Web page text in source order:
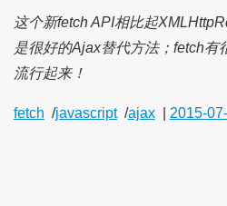
这个新fetch API相比起
是很好的Ajax替代方法；fetch有
流行起来！
fetch /javascript /ajax 2015-